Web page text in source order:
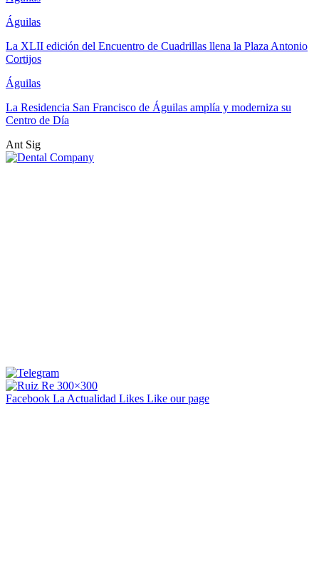
Águilas
La XLII edición del Encuentro de Cuadrillas llena la Plaza Antonio
Cortijos
Águilas
La Residencia San Francisco de Águilas amplía y moderniza su
Centro de Día
Ant Sig
Facebook La Actualidad Likes Like our page